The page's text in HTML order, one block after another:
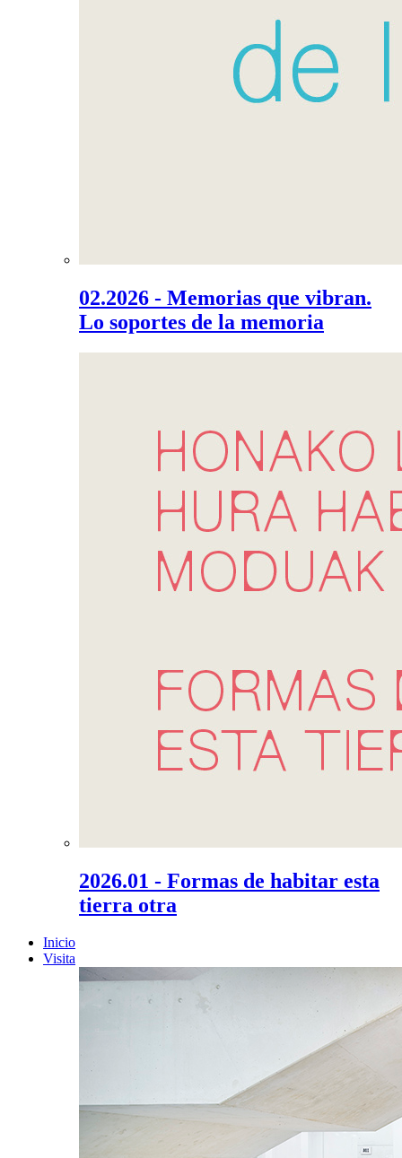
02.2026 - Memorias que vibran.
Lo soportes de la memoria
2026.01 - Formas de habitar esta
tierra otra
Inicio
Visita